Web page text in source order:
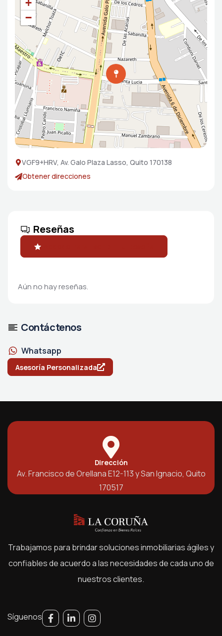
+
−
VGF9+HRV, Av. Galo Plaza Lasso, Quito 170138
Obtener direcciones
Reseñas
Aún no hay reseñas.
Contáctenos
Whatsapp
Asesoría Personalizada
Dirección
Av. Francisco de Orellana E12-113 y San Ignacio, Quito
170517
Trabajamos para brindar soluciones inmobiliarias ágiles y
confiables de acuerdo a las necesidades de cada uno de
nuestros clientes.
Síguenos